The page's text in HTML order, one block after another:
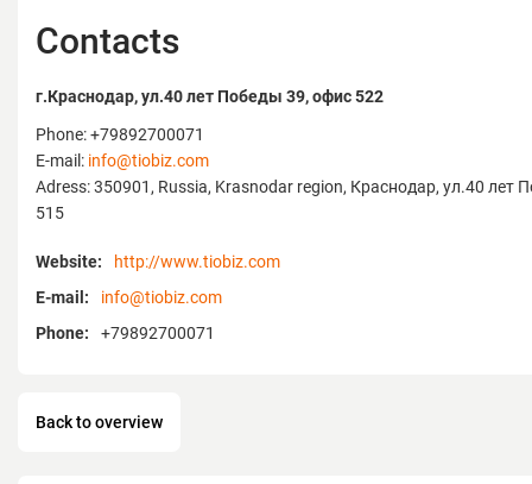
- сортировка и упаковка фруктов и
Большой опыт использования
производств.
Contacts
г.Краснодар, ул.40 лет Победы 39, офис 522
Phone: +79892700071
E-mail: info@tiobiz.com
Adress: 350901, Russia, Krasnodar region, Краснодар, ул.40 лет
515
Website:
http://www.tiobiz.com
E-mail:
info@tiobiz.com
Phone:
+79892700071
Back to overview